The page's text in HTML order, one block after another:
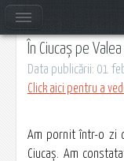
În Ciucaș pe
Data publicării: 01
Click aici pentru a
Am pornit într-o zi
Ciucaș. Am